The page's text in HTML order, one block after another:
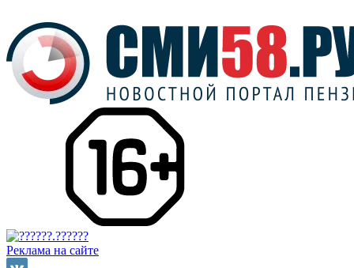
Реклама на сайте